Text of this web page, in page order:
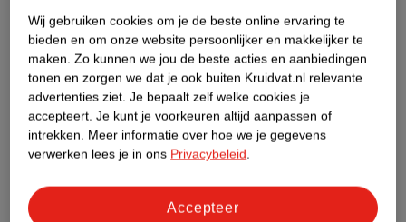
Productinformatie
Etiketinformatie
Nature Impact Score
Dit product heeft (nog) geen Nature
Impact Score.
Meer informatie
Wij gebruiken cookies om je de beste online ervaring te
bieden en om onze website persoonlijker en makkelijker te
maken. Zo kunnen we jou de beste acties en aanbiedingen
tonen en zorgen we dat je ook buiten Kruidvat.nl relevante
advertenties ziet. Je bepaalt zelf welke cookies je
accepteert. Je kunt je voorkeuren altijd aanpassen of
intrekken. Meer informatie over hoe we je gegevens
verwerken lees je in ons Privacybeleid.
Accepteer